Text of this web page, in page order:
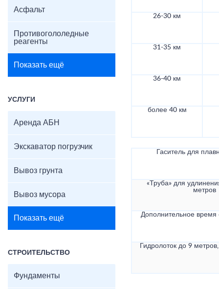
Асфальт
Противогололедные
реагенты
Показать ещё
УСЛУГИ
Аренда АБН
Экскаватор погрузчик
Вывоз грунта
Вывоз мусора
Показать ещё
СТРОИТЕЛЬСТВО
Фундаменты
26-30 км
31-35 км
36-40 км
более 40 км
Гаситель для
«Труба» для
метров
Дополнительное
Гидролоток до 9